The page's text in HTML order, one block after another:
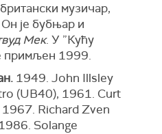
музичар,
је бубњар и
Мек. У ”Кућу
примљен 1999.
1949. John Illsley
(UB40), 1961. Curt
1967. Richard Zven
Solange